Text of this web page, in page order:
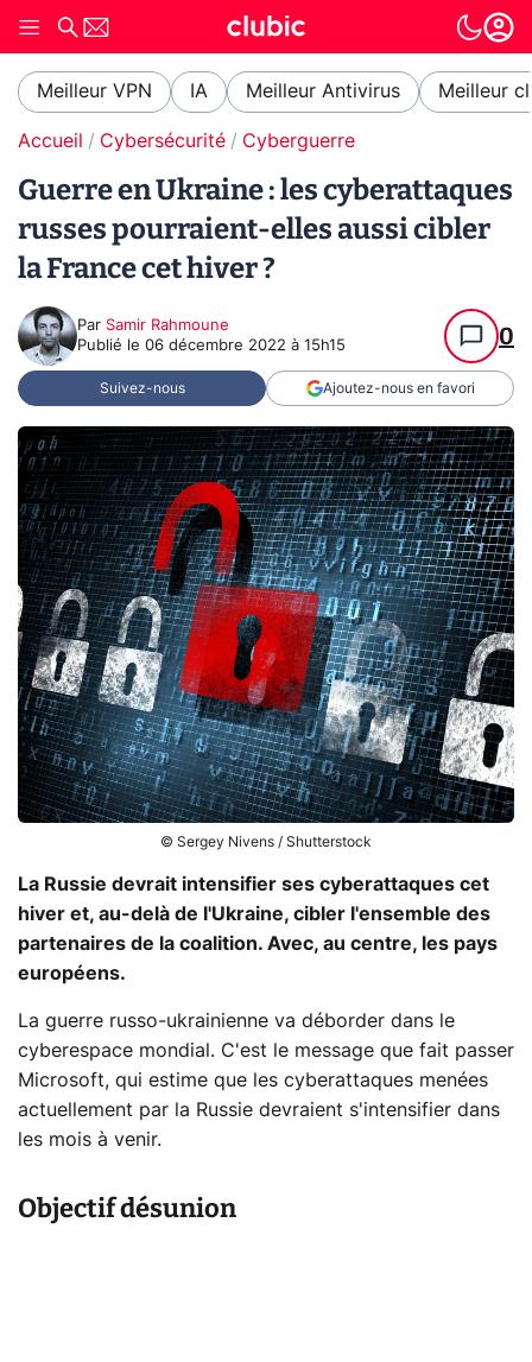
Meilleur VPN IA Meilleur Antivirus Meilleur
Accueil Cybersécurité Cyberguerre
Guerre en Ukraine : les cyberattaques
russes pourraient-elles aussi cibler
la France cet hiver ?
Par Samir Rahmoune
Publié le 06 décembre 2022 à 15h15 0
Suivez-nous Ajoutez-nous en favori
© Sergey Nivens / Shutterstock
La Russie devrait intensifier ses cyberattaques cet
hiver et, au-delà de l'Ukraine, cibler l'ensemble des
partenaires de la coalition. Avec, au centre, les pays
européens.
La guerre russo-ukrainienne va déborder dans le
cyberespace mondial. C'est le message que fait passer
Microsoft, qui estime que les cyberattaques menées
actuellement par la Russie devraient s'intensifier dans
les mois à venir.
Objectif désunion